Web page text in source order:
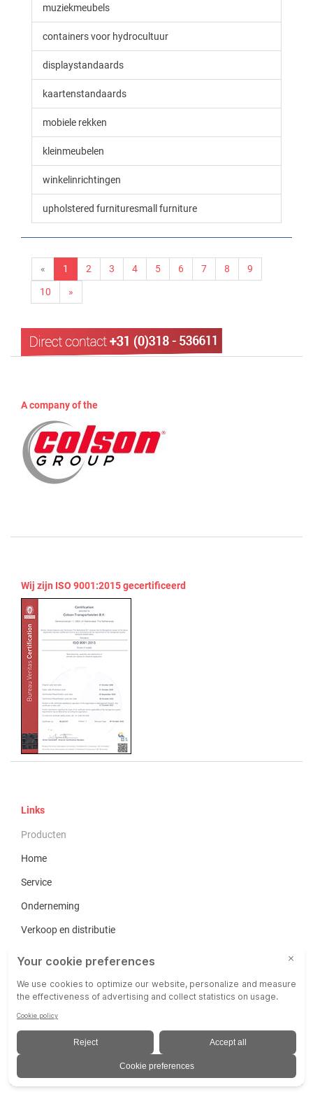
muziekmeubels
containers voor hydrocultuur
displaystandaards
kaartenstandaards
mobiele rekken
kleinmeubelen
winkelinrichtingen
upholstered furnituresmall furniture
« 1 2 3 4 5 6 7 8 9
10 »
A company of the
Wij zijn ISO 9001:2015 gecertificeerd
Links
Producten
Home
Service
Onderneming
Verkoop en distributie
Brochures